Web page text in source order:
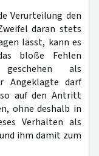
Verurteilung den
daran stets
lässt, kann es
bloße Fehlen
als
Angeklagte darf
auf den Antritt
ohne deshalb in
Verhalten als
ihm damit zum